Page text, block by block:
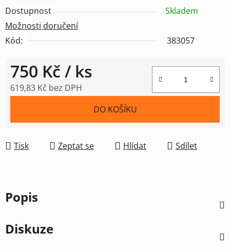
Dostupnost
Skladem
Možnosti doručení
Kód:
383057
750 Kč / ks
619,83 Kč bez DPH
DO KOŠÍKU
Tisk Zeptat se Hlídat Sdílet
Popis
Diskuze